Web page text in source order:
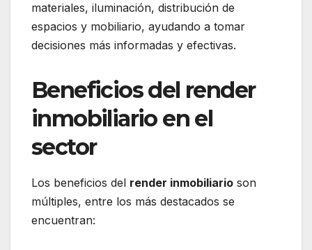
materiales, iluminación, distribución de
espacios y mobiliario, ayudando a tomar
decisiones más informadas y efectivas.
Beneficios del render
inmobiliario en el
sector
Los beneficios del render inmobiliario son
múltiples, entre los más destacados se
encuentran: